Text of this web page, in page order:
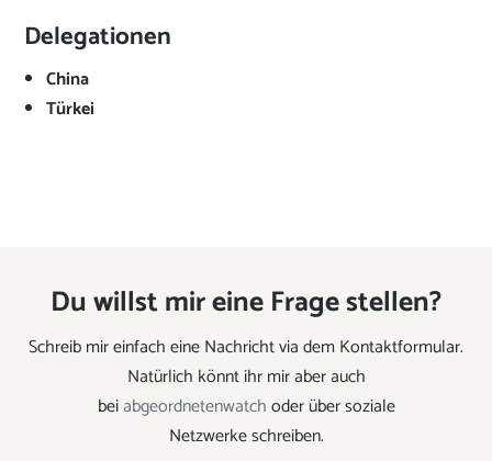
Delegationen
China
Türkei
Du willst mir eine Frage stellen?
Schreib mir einfach eine Nachricht via dem Kontaktformular.
Natürlich könnt ihr mir aber auch
beiabgeordnetenwatchoder über soziale
Netzwerke schreiben.